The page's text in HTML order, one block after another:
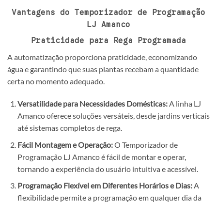
Vantagens do Temporizador de Programação
LJ Amanco
Praticidade para Rega Programada
A automatização proporciona praticidade, economizando
água e garantindo que suas plantas recebam a quantidade
certa no momento adequado.
Versatilidade para Necessidades Domésticas:A linha LJ
Amanco oferece soluções versáteis, desde jardins verticais
até sistemas completos de rega.
Fácil Montagem e Operação:O Temporizador de
Programação LJ Amanco é fácil de montar e operar,
tornando a experiência do usuário intuitiva e acessível.
Programação Flexível em Diferentes Horários e Dias:A
flexibilidade permite a programação em qualquer dia da